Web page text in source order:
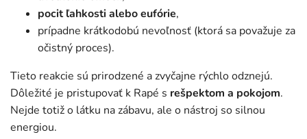
pocit ľahkosti alebo eufórie,
prípadne krátkodobú nevoľnosť (ktorá sa považuje za
očistný proces).
Tieto reakcie sú prirodzené a zvyčajne rýchlo odznejú.
Dôležité je pristupovať k Rapé s rešpektom a pokojom.
Nejde totiž o látku na zábavu, ale o nástroj so silnou
energiou.